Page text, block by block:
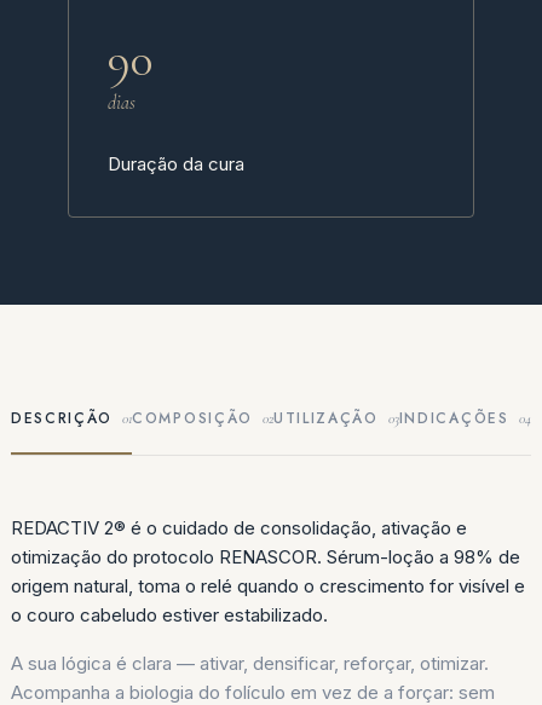
90
dias
Duração da cura
DESCRIÇÃO 01COMPOSIÇÃO 02UTILIZAÇÃO 03INDICAÇÕES 04
REDACTIV 2® é o cuidado de consolidação, ativação e
otimização do protocolo RENASCOR. Sérum-loção a 98% de
origem natural, toma o relé quando o crescimento for visível e
o couro cabeludo estiver estabilizado.
A sua lógica é clara — ativar, densificar, reforçar, otimizar.
Acompanha a biologia do folículo em vez de a forçar: sem